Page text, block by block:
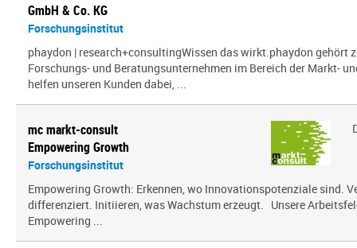
GmbH & Co. KG
Forschungsinstitut
phaydon | research+consultingWissen das wirkt.phaydon gehört
Forschungs- und Beratungsunternehmen im Bereich der Markt-
helfen unseren Kunden dabei, ...
mc markt-consult
Empowering Growth
Forschungsinstitut
Empowering Growth: Erkennen, wo Innovationspotenziale sind.
differenziert. Initiieren, was Wachstum erzeugt. Unsere
Empowering ...